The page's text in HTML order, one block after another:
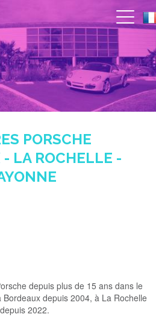
Menu
PORSCHE
- LA ROCHELLE -
depuis plus de 15 ans dans le
Bordeaux depuis 2004, à La Rochelle
2022.